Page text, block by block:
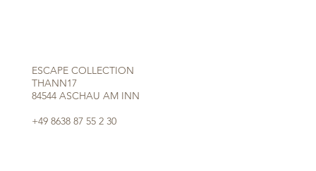
ESCAPE COLLECTION
THANN17
84544 ASCHAU AM INN
+49 8638 87 55 2 30